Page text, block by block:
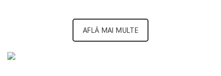
AFLĂ MAI MULTE